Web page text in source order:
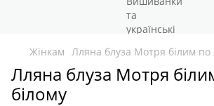
Жінкам Лляна блуза Мотря білим по
Лляна блуза Мотря
білому